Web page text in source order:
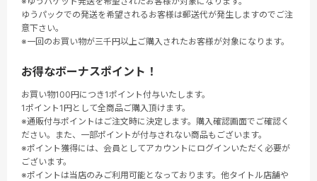
ゆうパックでの発送を希望されるお客様は郵送代が発生しますのでご注
意下さい。
※一回のお買い物が三千円以上ご購入されたお客様が対象になります。
お得なボーナスポイント！
お買い物100円につき1ポイント付与いたします。
1ポイント1円として全商品ご購入頂けます。
※通販付与ポイントはご注文時に決定します。購入確認画面でご確認く
ださい。また、一部ポイントが付与されない商品もございます。
※ポイント獲得には、会員としてアカウントにログインいただく必要が
ございます。
※ポイントは当店のみご利用可能となっております。他タイトル店舗や